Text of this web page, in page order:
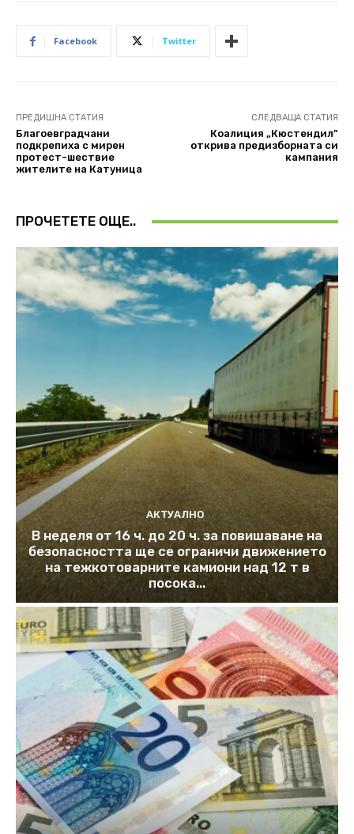
Facebook Twitter
ПРЕДИШНА СТАТИЯ
Благоевградчани
подкрепиха с мирен
протест-шествие
жителите на Катуница
СЛЕДВАЩА СТАТИЯ
Коалиция „Кюстендил”
открива предизборната си
кампания
ПРОЧЕТЕТЕ ОЩЕ..
АКТУАЛНО
В неделя от 16 ч. до 20 ч. за повишаване на
безопасността ще се ограничи движението
на тежкотоварните камиони над 12 т в
посока...